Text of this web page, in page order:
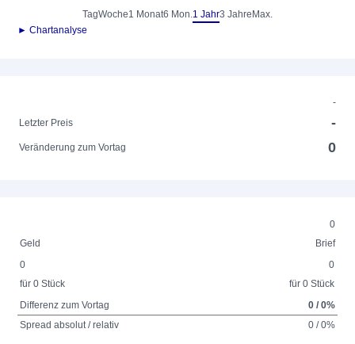
TagWoche1 Monat6 Mon.1 Jahr3 Jahre Max.
► Chartanalyse
-
Letzter Preis
-
Veränderung zum Vortag 0
0
Geld
Brief
0
für 0 Stück
0
für 0 Stück
Differenz zum Vortag
0 / 0%
Spread absolut / relativ
0 / 0%